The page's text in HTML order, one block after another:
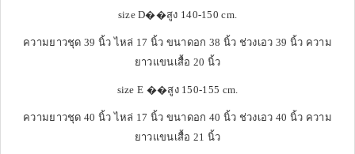
size D��สูง 140-150 cm.
ความยาวชุด 39 นิ้ว ไหล่ 17 นิ้ว ขนาดอก 38 นิ้ว ช่วงเอว 39 นิ้ว ความ
ยาวแขนเสื้อ 20 นิ้ว
size E ��สูง 150-155 cm.
ความยาวชุด 40 นิ้ว ไหล่ 17 นิ้ว ขนาดอก 40 นิ้ว ช่วงเอว 40 นิ้ว ความ
ยาวแขนเสื้อ 21 นิ้ว